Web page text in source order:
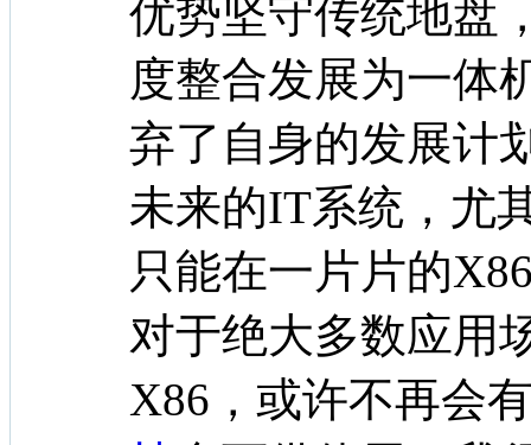
优势坚守传统地盘
度整合发展为一体
弃了自身的发展计
未来的IT系统，尤
只能在一片片的
对于绝大多数应用
X86，或许不再会